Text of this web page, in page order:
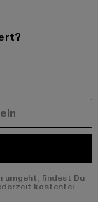
umgeht, findest Du
kostenfei